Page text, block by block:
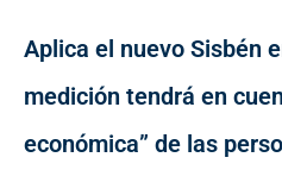
Aplica el nuevo Sisbén
medición tendrá en
económica” de las